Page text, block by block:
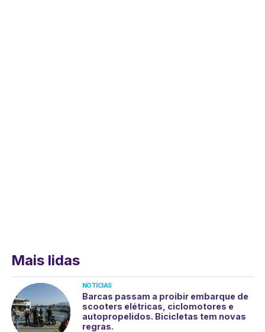
Mais lidas
NOTÍCIAS
Barcas passam a proibir embarque de
scooters elétricas, ciclomotores e
autopropelidos. Bicicletas tem novas
regras.